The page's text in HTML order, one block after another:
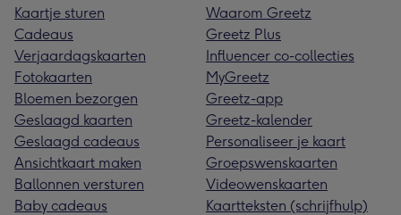
Kaartje sturen
Cadeaus
Verjaardagskaarten
Fotokaarten
Bloemen bezorgen
Geslaagd kaarten
Geslaagd cadeaus
Ansichtkaart maken
Ballonnen versturen
Baby cadeaus
Waarom Greetz
Greetz Plus
Influencer co-collecties
MyGreetz
Greetz-app
Greetz-kalender
Personaliseer je kaart
Groepswenskaarten
Videowenskaarten
Kaartteksten (schrijfhulp)